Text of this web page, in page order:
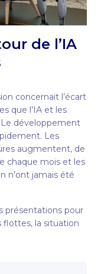
de l’IA
concernait l’écart
que l’IA et les
développement
Les
augmentent, de
chaque mois et les
n’ont jamais été
présentations pour
la situation